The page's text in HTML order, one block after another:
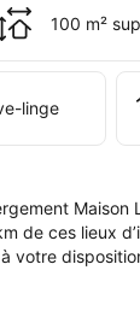
100 m²
linge
de ces lieux
votre